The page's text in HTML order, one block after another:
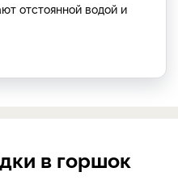
отстоянной водой и
в горшок